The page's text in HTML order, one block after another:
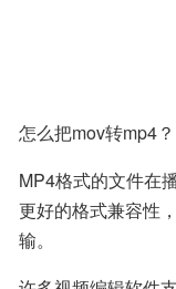
怎么把mov转mp4？
MP4格式的文件在
更好的格式兼容性
输。